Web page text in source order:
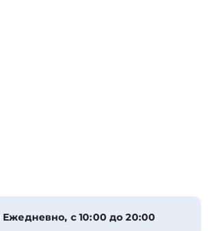
Ежедневно, с 10:00 до 20:00